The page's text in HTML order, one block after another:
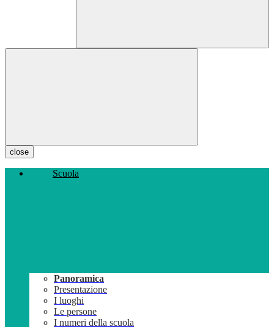
close
Scuola
Panoramica
Presentazione
I luoghi
Le persone
I numeri della scuola